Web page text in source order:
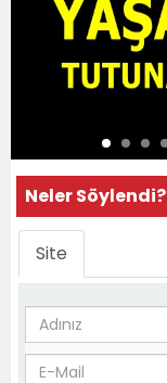
Neler Söylendi?
Site